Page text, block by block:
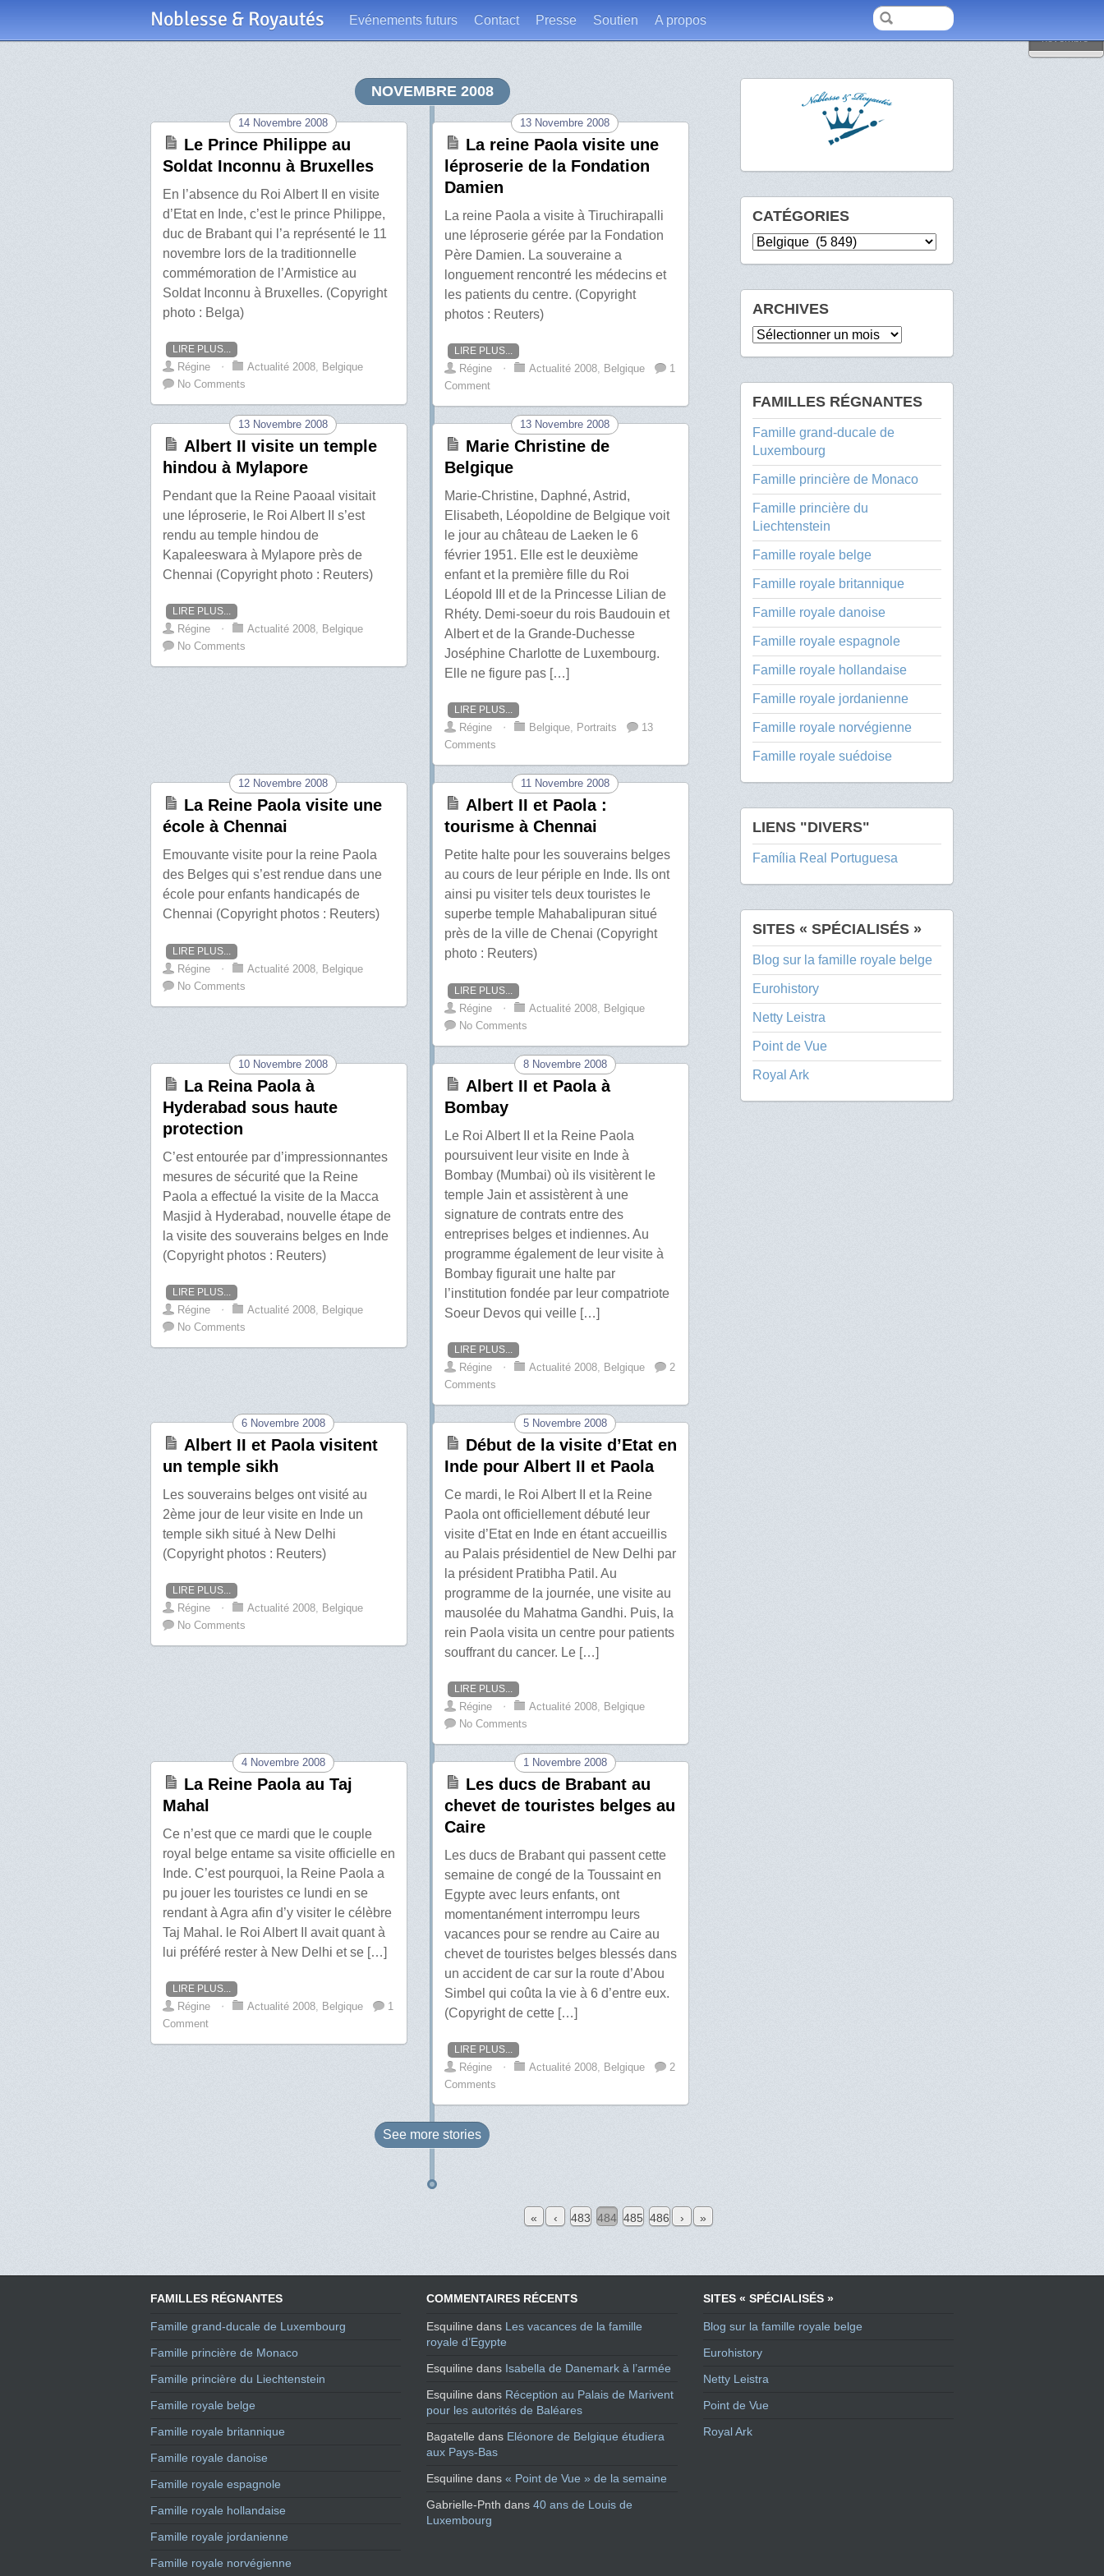
Noblesse & Royautés Evénements futurs Contact Presse Soutien A propos
novembre
NOVEMBRE 2008
14 Novembre 2008
Le Prince Philippe au
Soldat Inconnu à Bruxelles
En l’absence du Roi Albert II en visite
d’Etat en Inde, c’est le prince Philippe,
duc de Brabant qui l’a représenté le 11
novembre lors de la traditionnelle
commémoration de l’Armistice au
Soldat Inconnu à Bruxelles. (Copyright
photo : Belga)
LIRE PLUS...
Régine ⋅ Actualité 2008, Belgique
No Comments
13 Novembre 2008
La reine Paola visite une
léproserie de la Fondation
Damien
La reine Paola a visite à Tiruchirapalli
une léproserie gérée par la Fondation
Père Damien. La souveraine a
longuement rencontré les médecins et
les patients du centre. (Copyright
photos : Reuters)
LIRE PLUS...
Régine ⋅ Actualité 2008, Belgique
1
Comment
13 Novembre 2008
Albert II visite un temple
hindou à Mylapore
Pendant que la Reine Paoaal visitait
une léproserie, le Roi Albert II s’est
rendu au temple hindou de
Kapaleeswara à Mylapore près de
Chennai (Copyright photo : Reuters)
LIRE PLUS...
Régine ⋅ Actualité 2008, Belgique
No Comments
13 Novembre 2008
Marie Christine de
Belgique
Marie-Christine, Daphné, Astrid,
Elisabeth, Léopoldine de Belgique voit
le jour au château de Laeken le 6
février 1951. Elle est le deuxième
enfant et la première fille du Roi
Léopold III et de la Princesse Lilian de
Rhéty. Demi-soeur du rois Baudouin et
Albert et de la Grande-Duchesse
Joséphine Charlotte de Luxembourg.
Elle ne figure pas […]
LIRE PLUS...
Régine ⋅ Belgique, Portraits
13
Comments
12 Novembre 2008
La Reine Paola visite une
école à Chennai
Emouvante visite pour la reine Paola
des Belges qui s’est rendue dans une
école pour enfants handicapés de
Chennai (Copyright photos : Reuters)
LIRE PLUS...
Régine ⋅ Actualité 2008 Belgique
No Comments
11 Novembre 2008
Albert II et Paola :
tourisme à Chennai
Petite halte pour les souverains belges
au cours de leur périple en Inde. Ils ont
ainsi pu visiter tels deux touristes le
superbe temple Mahabalipuran situé
près de la ville de Chenai (Copyright
photo : Reuters)
LIRE PLUS...
Régine ⋅ Actualité 2008 Belgique
No Comments
10 Novembre 2008
La Reina Paola à
Hyderabad sous haute
protection
C’est entourée par d’impressionnantes
mesures de sécurité que la Reine
Paola a effectué la visite de la Macca
Masjid à Hyderabad, nouvelle étape de
la visite des souverains belges en Inde
(Copyright photos : Reuters)
LIRE PLUS...
Régine ⋅ Actualité 2008
Belgique
No Comments
8 Novembre 2008
Albert II et Paola à
Bombay
Le Roi Albert II et la Reine Paola
poursuivent leur visite en Inde à
Bombay (Mumbai) où ils visitèrent le
temple Jain et assistèrent à une
signature de contrats entre des
entreprises belges et indiennes. Au
programme également de leur visite à
Bombay figurait une halte par
l’institution fondée par leur compatriote
Soeur Devos qui veille […]
LIRE PLUS...
Régine ⋅ Actualité 2008 Belgique
2
Comments
6 Novembre 2008
Albert II et Paola visitent
un temple sikh
Les souverains belges ont visité au
2ème jour de leur visite en Inde un
temple sikh situé à New Delhi
(Copyright photos : Reuters)
LIRE PLUS...
Régine ⋅ Actualité 2008
Belgique
No Comments
5 Novembre 2008
Début de la visite d’Etat en
Inde pour Albert II et Paola
Ce mardi, le Roi Albert II et la Reine
Paola ont officiellement débuté leur
visite d’Etat en Inde en étant accueillis
au Palais présidentiel de New Delhi par
la président Pratibha Patil. Au
programme de la journée, une visite au
mausolée du Mahatma Gandhi. Puis, la
rein Paola visita un centre pour patients
souffrant du cancer. Le […]
LIRE PLUS...
Régine ⋅ Actualité 2008
Belgique
No Comments
4 Novembre 2008
La Reine Paola au Taj
Mahal
Ce n’est que ce mardi que le couple
royal belge entame sa visite officielle en
Inde. C’est pourquoi, la Reine Paola a
pu jouer les touristes ce lundi en se
rendant à Agra afin d’y visiter le célèbre
Taj Mahal. le Roi Albert II avait quant à
lui préféré rester à New Delhi et se […]
LIRE PLUS...
Régine ⋅ Actualité 2008, Belgique
1
Comment
1 Novembre 2008
Les ducs de Brabant au
chevet de touristes belges au
Caire
Les ducs de Brabant qui passent cette
semaine de congé de la Toussaint en
Egypte avec leurs enfants, ont
momentanément interrompu leurs
vacances pour se rendre au Caire au
chevet de touristes belges blessés dans
un accident de car sur la route d’Abou
Simbel qui coûta la vie à 6 d’entre eux.
(Copyright de cette […]
LIRE PLUS...
Régine ⋅ Actualité 2008, Belgique
2
Comments
See more stories
« ‹ 483 484 485 486 › »
CATÉGORIES
Catégories
ARCHIVES
Archives
FAMILLES RÉGNANTES
Famille grand-ducale de
Luxembourg
Famille princière de Monaco
Famille princière du
Liechtenstein
Famille royale belge
Famille royale britannique
Famille royale danoise
Famille royale espagnole
Famille royale hollandaise
Famille royale jordanienne
Famille royale norvégienne
Famille royale suédoise
LIENS "DIVERS"
Família Real Portuguesa
SITES « SPÉCIALISÉS »
Blog sur la famille royale belge
Eurohistory
Netty Leistra
Point de Vue
Royal Ark
FAMILLES RÉGNANTES
Famille grand-ducale de Luxembourg
Famille princière de Monaco
Famille princière du Liechtenstein
Famille royale belge
Famille royale britannique
Famille royale danoise
Famille royale espagnole
Famille royale hollandaise
Famille royale jordanienne
Famille royale norvégienne
COMMENTAIRES RÉCENTS
Esquiline dans Les vacances de la famille
royale d’Egypte
Esquiline dans Isabella de Danemark à l’armée
Esquiline dans Réception au Palais de Marivent
pour les autorités de Baléares
Bagatelle dans Eléonore de Belgique étudiera
aux Pays-Bas
Esquiline dans« Point de Vue » de la semaine
Gabrielle-Pnth dans40 ans de Louis de
Luxembourg
SITES « SPÉCIALISÉS »
Blog sur la famille royale belge
Eurohistory
Netty Leistra
Point de Vue
Royal Ark